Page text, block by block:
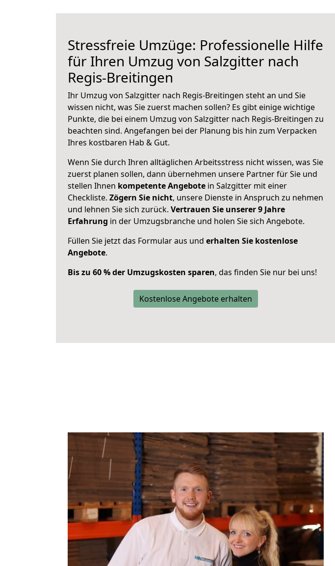
Stressfreie Umzüge: Professionelle Hilfe
für Ihren Umzug von Salzgitter nach
Regis-Breitingen
Ihr Umzug von Salzgitter nach Regis-Breitingen steht an und Sie
wissen nicht, was Sie zuerst machen sollen? Es gibt einige wichtige
Punkte, die bei einem Umzug von Salzgitter nach Regis-Breitingen zu
beachten sind. Angefangen bei der Planung bis hin zum Verpacken
Ihres kostbaren Hab & Gut.
Wenn Sie durch Ihren alltäglichen Arbeitsstress nicht wissen, was Sie
zuerst planen sollen, dann übernehmen unsere Partner für Sie und
stellen Ihnen kompetente Angebote in Salzgitter mit einer
Checkliste. Zögern Sie nicht, unsere Dienste in Anspruch zu nehmen
und lehnen Sie sich zurück. Vertrauen Sie unserer 9 Jahre
Erfahrung in der Umzugsbranche und holen Sie sich Angebote.
Füllen Sie jetzt das Formular aus und erhalten Sie kostenlose
Angebote.
Bis zu 60 % der Umzugskosten sparen, das finden Sie nur bei uns!
Kostenlose Angebote erhalten